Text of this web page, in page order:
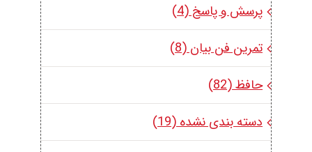
پرسش و پاسخ (4)
تمرین فن بیان (8)
حافظ (82)
دسته بندی نشده (19)